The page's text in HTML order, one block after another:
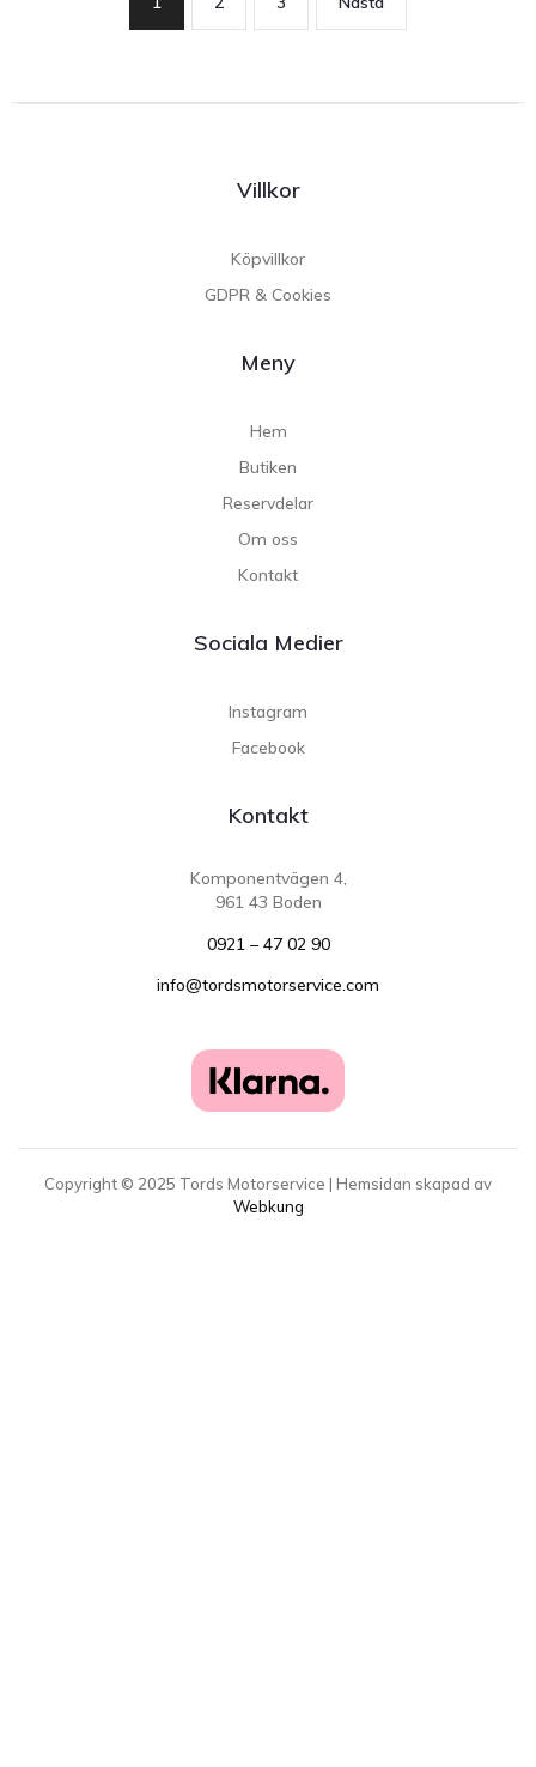
Villkor
Köpvillkor
GDPR & Cookies
Meny
Hem
Butiken
Reservdelar
Om oss
Kontakt
Sociala Medier
Instagram
Facebook
Kontakt
Komponentvägen 4,
961 43 Boden
0921 – 47 02 90
info@tordsmotorservice.com
Copyright © 2025 Tords Motorservice | Hemsidan skapad av
Webkung